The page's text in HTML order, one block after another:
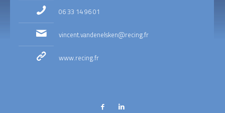
06 33 14 96 01
vincent.vandenelsken@recing.fr
www.recing.fr